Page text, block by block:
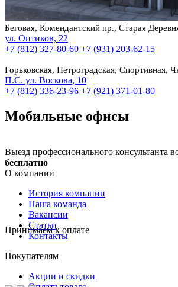
Беговая, Комендантский пр., Старая
ул. Оптиков, 22
+7 (812) 327-80-60 +7 (931) 203-62-15
Горьковская, Петроградская, Спортивная,
П.С. ул. Воскова, 10
+7 (812) 336-23-96 +7 (921) 371-01-80
Мобильные офисы
Выезд профессионального консультанта
бесплатно
О компании
История компании
Наша команда
Вакансии
Статьи
Контакты
Покупателям
Акции и скидки
Принимаем к оплате